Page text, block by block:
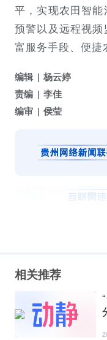
平，实现农田智
预警以及远程视
富服务手段、便捷
编辑
杨云婷
责编
李佳
编审
侯莹
相关推荐